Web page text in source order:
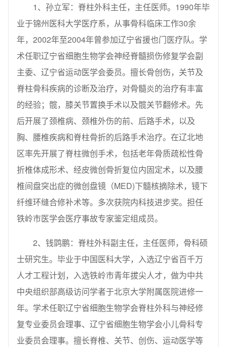
1、孙立军：脊柱外科主任，主任医师。1990年毕
业于锦州医科大学医疗系，从事骨科临床工作30余
年，2002年至2004年曾参加辽宁省援也门医疗队。学
术任职辽宁省细胞生物学会神经脊髓损伤修复学会副
主委、辽宁省运动医学会委员。擅长骨创伤，关节及
脊柱骨科疾病的诊断及治疗，对骨髓炎的治疗有丰富
的经验；髋，膝关节置换手术以及髋关节翻修术。先
后开展了颈椎病、颈椎外伤的前、后路手术，以及
胸、腰椎疾病和脊柱骨折的后路手术治疗。在辽北地
区率先开展了脊柱微创手术，包括老年骨质疏松性骨
折椎体成形术、经皮微创骨折复位内固定术，以及腰
椎间盘突出症的微创盘镜（MED)下髓核摘除术，镜下
纤维环缝合修补术等。多次获院内科技进步奖。担任
铁岭市医学会医疗事故专家鉴定组成员。
2、钱鹍鹏：脊柱外科副主任，主任医师，骨科硕
士研究生。毕业于中国医科大学，入选辽宁省百千万
人才工程计划，入选铁岭市青年拔尖人才，做为中共
中央组织部高级访问学者于北京大学附属医院进修一
年。学术任职辽宁省细胞生物学会脊柱外科与神经修
复专业委员会理事、辽宁省细胞生物学会小儿骨科专
业委员会理事。擅长脊椎、关节、创伤、运动医学等